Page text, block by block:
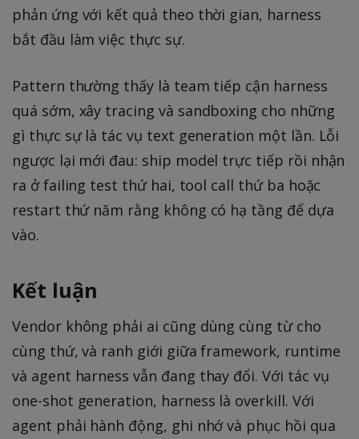
phản ứng với kết quả theo thời gian, harness
bắt đầu làm việc thực sự.
Pattern thường thấy là team tiếp cận harness
quá sớm, xây tracing và sandboxing cho những
gì thực sự là tác vụ text generation một lần. Lỗi
ngược lại mới đau: ship model trực tiếp rồi nhận
ra ở failing test thứ hai, tool call thứ ba hoặc
restart thứ năm rằng không có hạ tầng để dựa
vào.
Kết luận
Vendor không phải ai cũng dùng cùng từ cho
cùng thứ, và ranh giới giữa framework, runtime
và agent harness vẫn đang thay đổi. Với tác vụ
one-shot generation, harness là overkill. Với
agent phải hành động, ghi nhớ và phục hồi qua